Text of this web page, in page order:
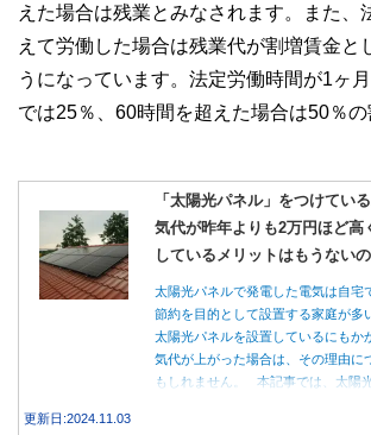
えた場合は残業とみなされます。また、
えて労働した場合は残業代が割増賃金と
うになっています。法定労働時間が1ヶ
では25％、60時間を超えた場合は50％の
「太陽光パネル」をつけてい
気代が昨年よりも2万円ほど
しているメリットはもうない
太陽光パネルで発電した電気は自宅
節約を目的として設置する家庭が多
太陽光パネルを設置しているにもか
気代が上がった場合は、その理由に
もしれません。 本記事では、太陽
更新日:2024.11.03